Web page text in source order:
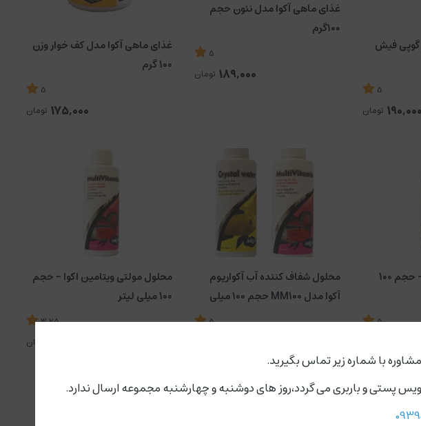
گوپی فیش
5
190,000 تومان
غذای ماهی آکوا مدل نئون حجم
۱۰۰گرم
5
189,000 تومان
غذای ماهی آکوا مدل کف خوار وزن
100 گرم
5
175,000 تومان
محلول ضد قارچ آکوا - حجم 100
5
محلول شفاف کننده آب آکواریوم
آکوا مدل MM100 حجم 100 میلی
5
محلول مولتی ویتامین اکوا - حجم
100 میلی لیتر
3.25
تومان
با شماره زیر تماس بگیرید.